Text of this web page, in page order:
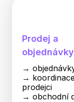
Prodej a
objednávky
→
→
prodejci
→ obchodní